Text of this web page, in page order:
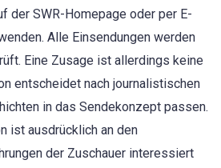
der SWR-Homepage oder per E-
Alle Einsendungen werden
Eine Zusage ist allerdings keine
entscheidet nach journalistischen
in das Sendekonzept passen.
ist ausdrücklich an den
der Zuschauer interessiert